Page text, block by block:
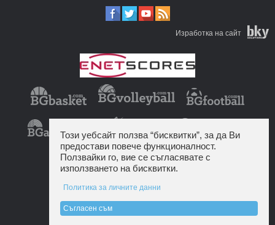
Изработка на сайт
Този уебсайт ползва “бисквитки”, за да Ви
предостави повече функционалност.
Ползвайки го, вие се съгласявате с
използването на бисквитки.
Политика за личните данни
Съгласен съм